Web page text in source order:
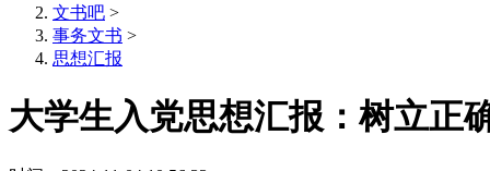
文书吧 >
事务文书 >
思想汇报
大学生入党思想汇报：树立正